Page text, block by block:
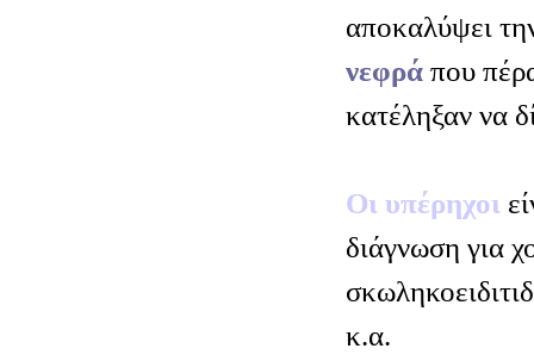
αποκαλύψει
νεφρά που
κατέληξαν να
Οι υπέρηχοι
διάγνωση για
κ.α.